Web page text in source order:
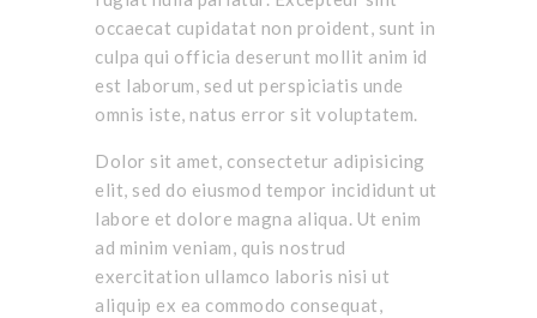
occaecat cupidatat non proident, sunt in
culpa qui officia deserunt mollit anim id
est laborum, sed ut perspiciatis unde
omnis iste, natus error sit voluptatem.
Dolor sit amet, consectetur adipisicing
elit, sed do eiusmod tempor incididunt ut
labore et dolore magna aliqua. Ut enim
ad minim veniam, quis nostrud
exercitation ullamco laboris nisi ut
aliquip ex ea commodo consequat,